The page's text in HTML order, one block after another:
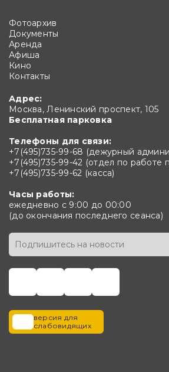
Фотоархив
Документы
Аренда
Афиша
Кино
Контакты
Адрес:
Москва, Ленинский проспект, 105
Бесплатная парковка
Телефоны для связи:
+7(495)735-99-68 (дежурный
+7(495)735-99-42 (отдел по работе
+7(495)735-99-62 (касса)
Часы работы:
ежедневно с 9:00 до 00:00
(до окончания последнего сеанса)
версия для
слабовидящих